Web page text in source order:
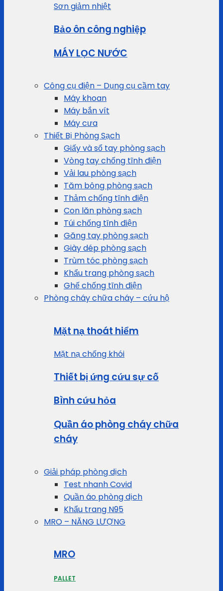
Sơn giảm nhiệt
Bảo ôn công nghiệp
MÁY LỌC NƯỚC
Công cụ điện – Dụng cụ cầm tay
Máy khoan
Máy bắn vít
Máy cưa
Thiết Bị Phòng Sạch
Giấy và sổ tay phòng sạch
Vòng tay chống tĩnh điện
Vải lau phòng sạch
Tăm bông phòng sạch
Thảm chống tĩnh điện
Con lăn phòng sạch
Túi chống tĩnh điện
Găng tay phòng sạch
Giày dép phòng sạch
Trùm tóc phòng sạch
Khẩu trang phòng sạch
Ghế chống tĩnh điện
Phòng cháy chữa cháy – cứu hộ
Mặt nạ thoát hiểm
Mặt nạ chống khói
Thiết bị ứng cứu sự cố
Bình cứu hỏa
Quần áo phòng cháy chữa
cháy
Giải pháp phòng dịch
Test nhanh Covid
Quần áo phòng dịch
Khẩu trang N95
MRO – NĂNG LƯỢNG
MRO
PALLET